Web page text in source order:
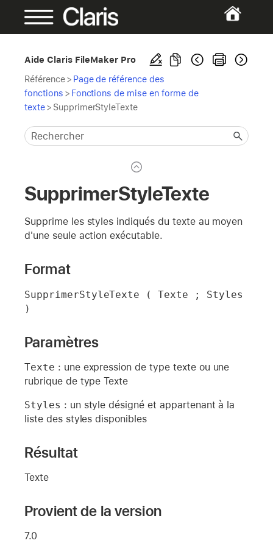
Aide Claris FileMaker Pro
Référence> Page de référence des
fonctions > Fonctions de mise en forme de
texte> SupprimerStyleTexte
SupprimerStyleTexte
Supprime les styles indiqués du texte au moyen
d'une seule action exécutable.
Format
SupprimerStyleTexte ( Texte ; Styles
)
Paramètres
Texte : une expression de type texte ou une
rubrique de type Texte
Styles : un style désigné et appartenant à la
liste des styles disponibles
Résultat
Texte
Provient de la version
7.0